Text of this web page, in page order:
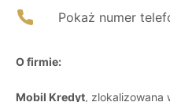
Pokaż numer
O firmie:
Mobil Kredyt, zlokalizowana